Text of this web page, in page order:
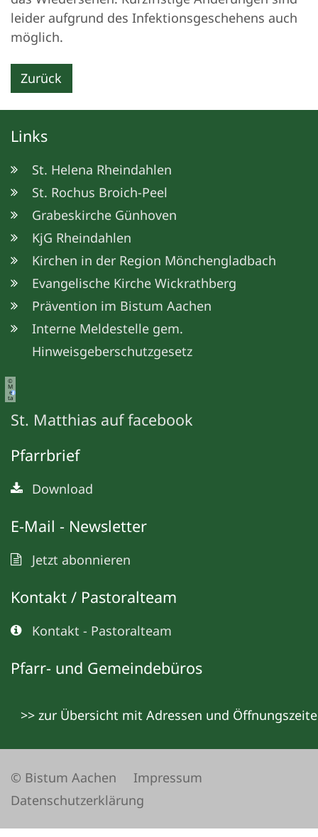
leider aufgrund des Infektionsgeschehens auch
möglich.
Zurück
Links
St. Helena Rheindahlen
St. Rochus Broich-Peel
Grabeskirche Günhoven
KjG Rheindahlen
Kirchen in der Region Mönchengladbach
Evangelische Kirche Wickrathberg
Prävention im Bistum Aachen
Interne Meldestelle gem.
Hinweisgeberschutzgesetz
©
M
e
ta
St. Matthias auf facebook
Pfarrbrief
Download
E-Mail - Newsletter
Jetzt abonnieren
Kontakt / Pastoralteam
Kontakt - Pastoralteam
Pfarr- und Gemeindebüros
>> zur Übersicht mit Adressen und
© Bistum Aachen
Impressum
Datenschutzerklärung